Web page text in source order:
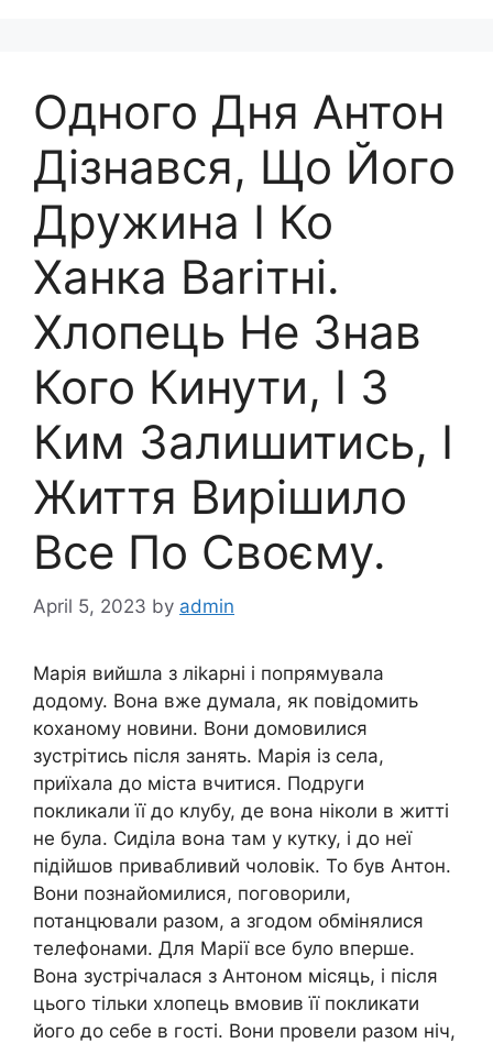
Одного Дня Антон
Дізнався, Що Його
Дружина І Ко
Ханка Ваrітні.
Хлопець Не Знав
Кого Кинути, І З
Ким Залишитись, І
Життя Вирішило
Все По Своєму.
April 5, 2023 by admin
Марія вийшла з ліkарні і попрямувала
додому. Вона вже думала, як повідомить
коханому новини. Вони домовилися
зустрітись після занять. Марія із села,
приїхала до міста вчитися. Подруги
покликали її до клубу, де вона ніколи в житті
не була. Сиділа вона там у кутку, і до неї
підійшов привабливий чоловік. То був Антон.
Вони познайомилися, поговорили,
потанцювали разом, а згодом обмінялися
телефонами. Для Марії все було вперше.
Вона зустрічалася з Антоном місяць, і після
цього тільки хлопець вмовив її покликати
його до себе в гості. Вони провели разом ніч,